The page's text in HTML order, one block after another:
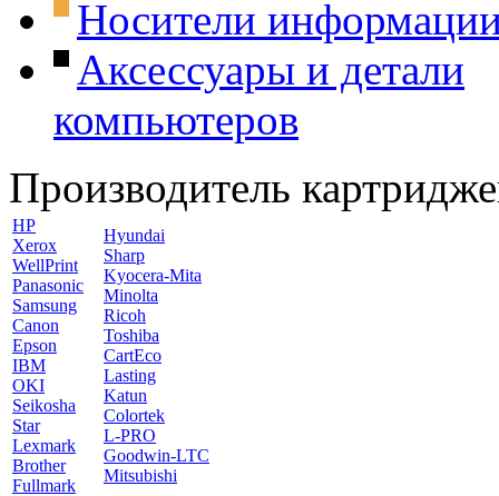
Носители
Аксессуары и детали
компьютеров
Производитель
HP
Xerox
WellPrint
Panasonic
Samsung
Canon
Epson
IBM
OKI
Seikosha
Star
Lexmark
Brother
Fullmark
Hyundai
Sharp
Kyocera-Mita
Minolta
Ricoh
Toshiba
CartEco
Lasting
Katun
Colortek
L-PRO
Goodwin-LTC
Mitsubishi